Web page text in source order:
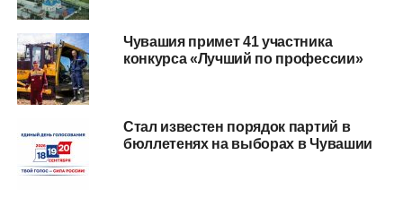
Чувашия примет 41 участника
конкурса «Лучший по профессии»
Стал известен порядок партий в
бюллетенях на выборах в Чувашии